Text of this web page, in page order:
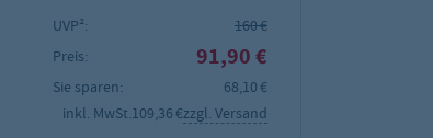
UVP²:
160 €
Preis:
91,90 €
Sie sparen:
68,10 €
inkl. MwSt.109,36 €zzgl. Versand